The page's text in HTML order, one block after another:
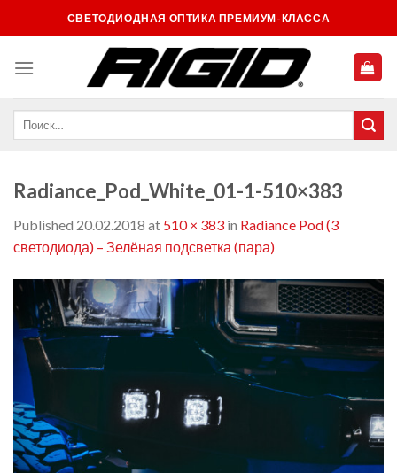
to
СВЕТОДИОДНАЯ ОПТИКА ПРЕМИУМ-КЛАССА
Radiance_Pod_White_01-1-510×383
Published 20.02.2018 at 510 × 383 in Radiance Pod (3
светодиода) – Зелёная подсветка (пара)